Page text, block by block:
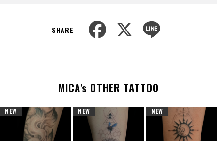
SHARE
MICA's OTHER TATTOO
NEW NEW NEW